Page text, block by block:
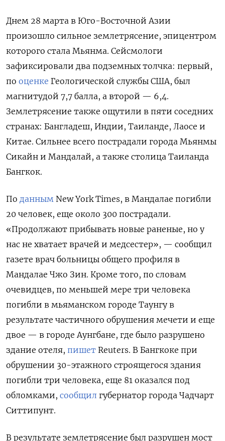
Днем 28 марта в Юго-Восточной Азии
произошло сильное землетрясение, эпицентром
которого стала Мьянма. Сейсмологи
зафиксировали два подземных толчка: первый,
по оценке Геологической службы США, был
магнитудой 7,7 балла, а второй — 6,4.
Землетрясение также ощутили в пяти соседних
странах: Бангладеш, Индии, Таиланде, Лаосе и
Китае. Сильнее всего пострадали города Мьянмы
Сикайн и Мандалай, а также столица Таиланда
Бангкок.
По данным New York Times, в Мандалае погибли
20 человек, еще около 300 пострадали.
«Продолжают прибывать новые раненые, но у
нас не хватает врачей и медсестер», — сообщил
газете врач больницы общего профиля в
Мандалае Чжо Зин. Кроме того, по словам
очевидцев, по меньшей мере три человека
погибли в мьяманском городе Таунгу в
результате частичного обрушения мечети и еще
двое — в городе Аунгбане, где было разрушено
здание отеля, пишет Reuters. В Бангкоке при
обрушении 30-этажного строящегося здания
погибли три человека, еще 81 оказался под
обломками, сообщил губернатор города Чадчарт
Ситтипунт.
В результате землетрясение был разрушен мост